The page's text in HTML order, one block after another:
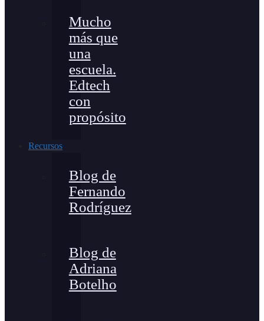
Mucho
más que
una
escuela.
Edtech
con
propósito
Recursos
Blog de
Fernando
Rodríguez
Blog de
Adriana
Botelho